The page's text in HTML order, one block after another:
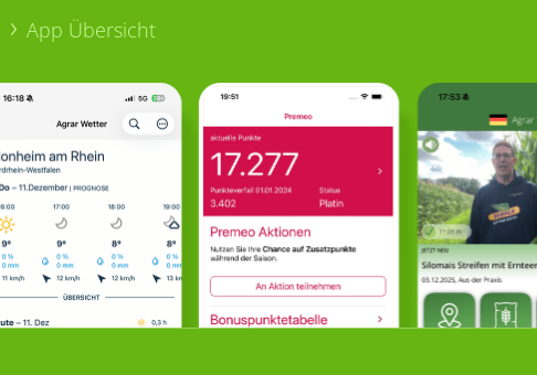
App Übersicht